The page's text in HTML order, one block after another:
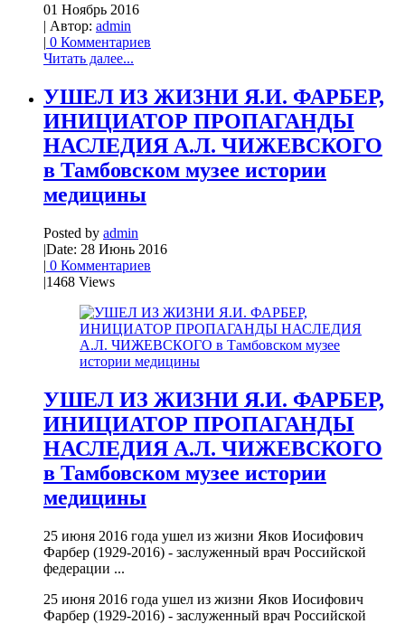
01 Ноябрь 2016
| Автор: admin
| 0 Комментариев
Читать далее...
УШЕЛ ИЗ ЖИЗНИ Я.И. ФАРБЕР,
ИНИЦИАТОР ПРОПАГАНДЫ
НАСЛЕДИЯ А.Л. ЧИЖЕВСКОГО
в Тамбовском музее истории
медицины
Posted by admin
|Date: 28 Июнь 2016
| 0 Комментариев
|1468 Views
УШЕЛ ИЗ ЖИЗНИ Я.И. ФАРБЕР,
ИНИЦИАТОР ПРОПАГАНДЫ
НАСЛЕДИЯ А.Л. ЧИЖЕВСКОГО
в Тамбовском музее истории
медицины
25 июня 2016 года ушел из жизни Яков Иосифович
Фарбер (1929-2016) - заслуженный врач Российской
федерации ...
25 июня 2016 года ушел из жизни Яков Иосифович
Фарбер (1929-2016) - заслуженный врач Российской